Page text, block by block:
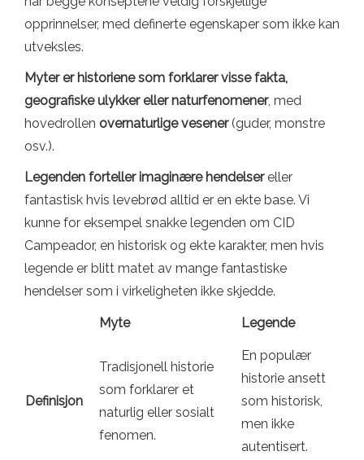
opprinnelser, med definerte egenskaper som ikke kan
utveksles.
Myter er historiene som forklarer visse fakta,
geografiske ulykker eller naturfenomener, med
hovedrollen overnaturlige vesener(guder, monstre
osv.).
Legenden forteller imaginære hendelsereller
fantastisk hvis levebrød alltid er en ekte base. Vi
kunne for eksempel snakke legenden om CID
Campeador, en historisk og ekte karakter, men hvis
legende er blitt matet av mange fantastiske
hendelser som i virkeligheten ikke skjedde.
Myte Legende
Definisjon
Tradisjonell historie
som forklarer et
naturlig eller sosialt
fenomen.
En populær
historie ansett
som historisk,
men ikke
autentisert.